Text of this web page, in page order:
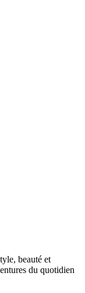
beauté et
du quotidien